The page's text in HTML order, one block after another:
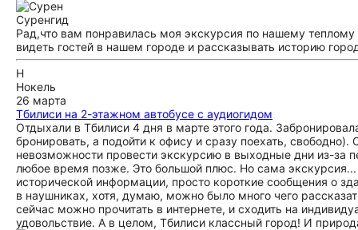
Суренгид
Рад,что вам понравилась моя экскурсия по нашему
видеть гостей в нашем городе и рассказывать историю
Н
Нокель
26 марта
Тбилиси на 2-этажном автобусе с аудиогидом
Отдыхали в Тбилиси 4 дня в марте этого года.
бронировать, а подойти к офису и сразу поехать,
невозможности провести экскурсию в выходные дни из-за
любое время позже. Это большой плюс. Но сама
исторической информации, просто короткие сообщения о
в наушниках, хотя, думаю, можно было много чего
сейчас можно прочитать в интернете, и сходить на
удовольствие. А в целом, Тбилиси классный город! И